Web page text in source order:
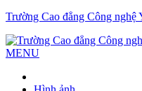
Trường Cao đẳng Công
MENU